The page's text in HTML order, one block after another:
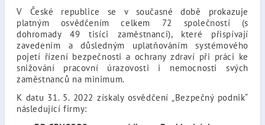
V České republice se v současné době prokazuje
platným osvědčením celkem 72 společností (s
dohromady 49 tisíci zaměstnanci), které přispívají
zavedením a důsledným uplatňováním systémového
pojetí řízení bezpečnosti a ochrany zdraví při práci ke
snižování pracovní úrazovosti i nemocnosti svých
zaměstnanců na minimum.
K datu 31. 5. 2022 získaly osvědčení „Bezpečný podnik“
následující firmy: